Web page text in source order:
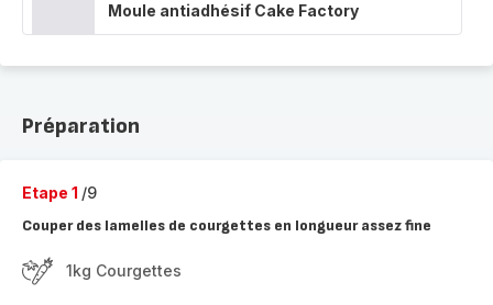
Moule antiadhésif Cake Factory
Préparation
Etape 1 /9
Couper des lamelles de courgettes en longueur assez fine
1kg Courgettes